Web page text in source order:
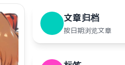
文章归档
按日期浏览文章